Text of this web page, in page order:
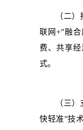
（二
联网+”融
费、共享
式。
（三
快轻准”技